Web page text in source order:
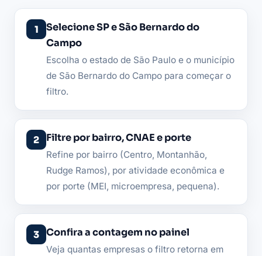
Selecione SP e São Bernardo do
Campo
Escolha o estado de São Paulo e o município
de São Bernardo do Campo para começar o
filtro.
Filtre por bairro, CNAE e porte
Refine por bairro (Centro, Montanhão,
Rudge Ramos), por atividade econômica e
por porte (MEI, microempresa, pequena).
Confira a contagem no painel
Veja quantas empresas o filtro retorna em